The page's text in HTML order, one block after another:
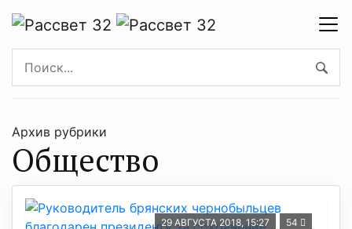
Архив рубрики
Общество
29 АВГУСТА 2018, 15:27 54